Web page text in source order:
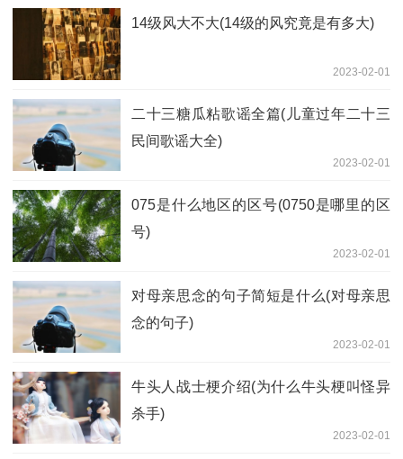
14级风大不大(14级的风究竟是有多大)
2023-02-01
二十三糖瓜粘歌谣全篇(儿童过年二十三
民间歌谣大全)
2023-02-01
075是什么地区的区号(0750是哪里的区
号)
2023-02-01
对母亲思念的句子简短是什么(对母亲思
念的句子)
2023-02-01
牛头人战士梗介绍(为什么牛头梗叫怪异
杀手)
2023-02-01